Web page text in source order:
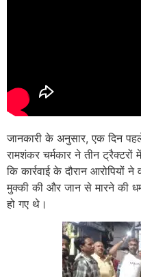
जानकारी के अनुसार, एक दिन
रामशंकर चर्मकार ने तीन
कि कार्रवाई के दौरान
मुक्की की और जान से मारने की
हो गए थे।